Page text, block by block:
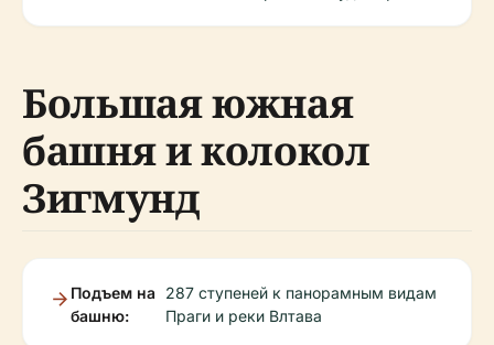
Большая южная
башня и колокол
Зигмунд
Подъем на
башню:
287 ступеней к панорамным видам
Праги и реки Влтава